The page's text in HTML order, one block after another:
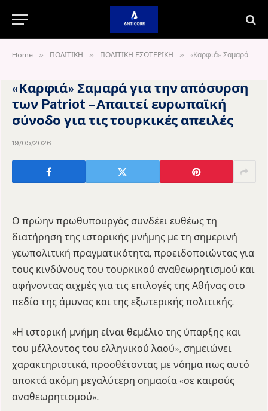
Home » ΠΟΛΙΤΙΚΗ » ΠΟΛΙΤΙΚΗ ΕΣΩΤΕΡΙΚΗ » «Καρφιά» Σαμαρά για την απόσυρση των Patriot – Απαιτεί ευρωπαϊκή σύνοδο για τις τουρκικές απειλές
«Καρφιά» Σαμαρά για την απόσυρση
των Patriot – Απαιτεί ευρωπαϊκή
σύνοδο για τις τουρκικές απειλές
19/05/2026
Ο πρώην πρωθυπουργός συνδέει ευθέως τη
διατήρηση της ιστορικής μνήμης με τη σημερινή
γεωπολιτική πραγματικότητα, προειδοποιώντας για
τους κινδύνους του τουρκικού αναθεωρητισμού και
αφήνοντας αιχμές για τις επιλογές της Αθήνας στο
πεδίο της άμυνας και της εξωτερικής πολιτικής.
«Η ιστορική μνήμη είναι θεμέλιο της ύπαρξης και
του μέλλοντος του ελληνικού λαού», σημειώνει
χαρακτηριστικά, προσθέτοντας με νόημα πως αυτό
αποκτά ακόμη μεγαλύτερη σημασία «σε καιρούς
αναθεωρητισμού».